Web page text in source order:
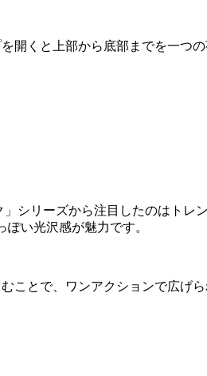
くと上部から底部までを一つ
シリーズから注目したのはト
い光沢感が魅力です。
ことで、ワンアクションで広げ